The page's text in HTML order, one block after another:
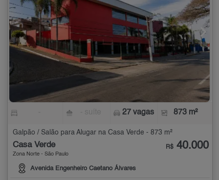
27 vagas 873 m²
Galpão / Salão para Alugar na Casa Verde - 873 m²
Casa Verde
Zona Norte - São Paulo
Avenida Engenheiro Caetano Álvares
R$ 40.000